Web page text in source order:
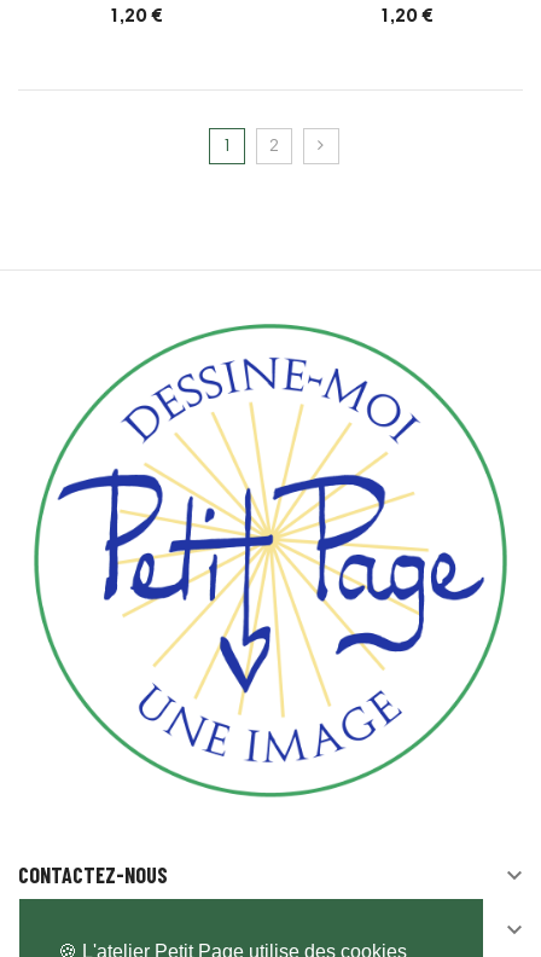
🍪 L'atelier Petit Page utilise des cookies
1,20 € 1,20 €
1 2
CONTACTEZ-NOUS 
